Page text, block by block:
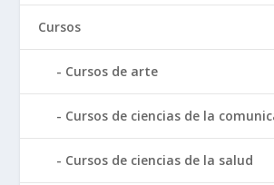
Cursos
Cursos de arte
Cursos de ciencias de la
Cursos de ciencias de la salud